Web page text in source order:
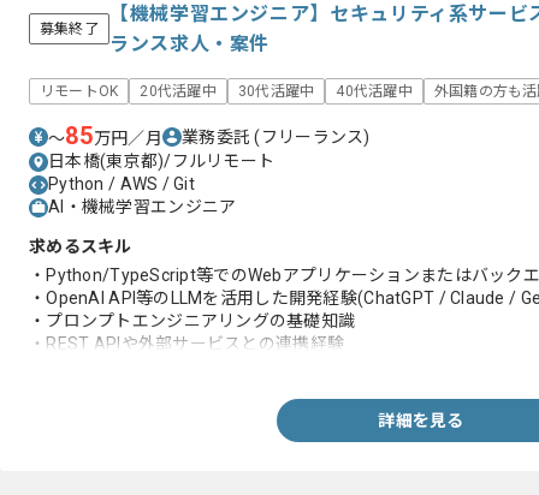
募集終了
【機械学習エンジニア】セキュリティ系サー
ランス求人・案件
リモートOK 20代活躍中 30代活躍中 40代活躍中 外国籍の方も
〜85万円／月 業務委託(フリーランス)
日本橋(東京都)/フルリモート
Python / AWS / Git
AI・機械学習エンジニア
求めるスキル
・Python/TypeScript等でのWebアプリケーションまたはバック
・OpenAI API等のLLMを活用した開発経験(ChatGPT / Claude /
・プロンプトエンジニアリングの基礎知識
・REST APIや外部サービスとの連携経験
詳細を見る